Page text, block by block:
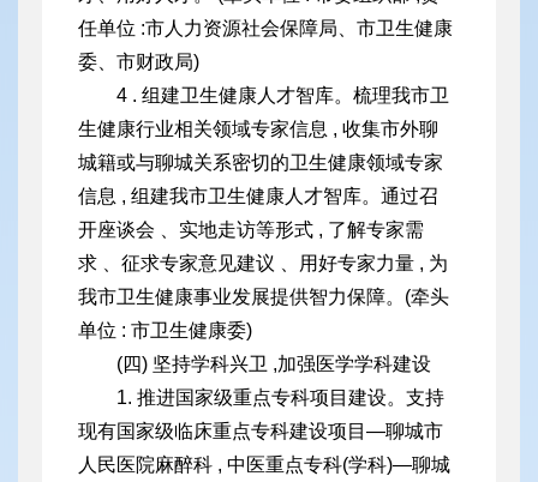
任单位 :市人力资源社会保障局、市卫生健康
委、市财政局)
4 . 组建卫生健康人才智库。梳理我市卫
生健康行业相关领域专家信息 , 收集市外聊
城籍或与聊城关系密切的卫生健康领域专家
信息 , 组建我市卫生健康人才智库。通过召
开座谈会 、实地走访等形式 , 了解专家需
求 、征求专家意见建议 、用好专家力量 , 为
我市卫生健康事业发展提供智力保障。(牵头
单位 : 市卫生健康委)
(四) 坚持学科兴卫 ,加强医学学科建设
1. 推进国家级重点专科项目建设。支持
现有国家级临床重点专科建设项目—聊城市
人民医院麻醉科 , 中医重点专科(学科)—聊城